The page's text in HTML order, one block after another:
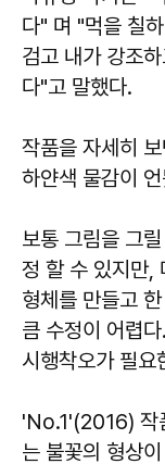
다" 며 "먹을 칠
검고 내가 강조
다"고 말했다.
작품을 자세히
하얀색 물감이
보통 그림을 그
정 할 수 있지만,
형체를 만들고
큼 수정이 어렵
시행착오가 필요
'No.1'(2016) 작
는 불꽃의 형상